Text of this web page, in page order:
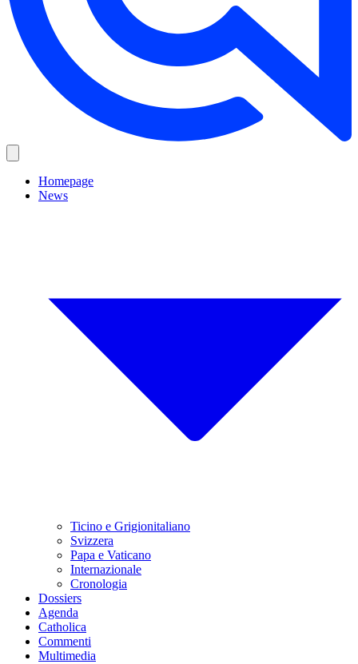
Homepage
News
Ticino e Grigionitaliano
Svizzera
Papa e Vaticano
Internazionale
Cronologia
Dossiers
Agenda
Catholica
Commenti
Multimedia